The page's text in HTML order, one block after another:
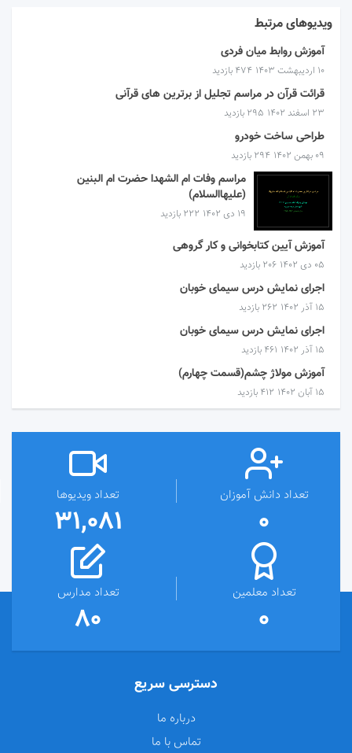
ویدیوهای مرتبط
آموزش روابط میان فردی
۱۰ اردیبهشت ۱۴۰۳ 474 بازدید
قرائت قرآن در مراسم تجلیل از برترین های قرآنی
۲۳ اسفند ۱۴۰۲ 295 بازدید
طراحی ساخت خودرو
۰۹ بهمن ۱۴۰۲ 294 بازدید
مراسم وفات ام الشهدا حضرت ام البنین
(علیهاالسلام)
۱۹ دی ۱۴۰۲ 222 بازدید
آموزش آیین کتابخوانی و کار گروهی
۰۵ دی ۱۴۰۲ 206 بازدید
اجرای نمایش درس سیمای خوبان
۱۵ آذر ۱۴۰۲ 262 بازدید
اجرای نمایش درس سیمای خوبان
۱۵ آذر ۱۴۰۲ 461 بازدید
آموزش مولاژ چشم(قسمت چهارم)
۱۵ آبان ۱۴۰۲ 412 بازدید
تعداد دانش آموزان
0
تعداد ویدیوها
31,081
تعداد معلمین
0
تعداد مدارس
80
دسترسی سریع
درباره ما
تماس با ما